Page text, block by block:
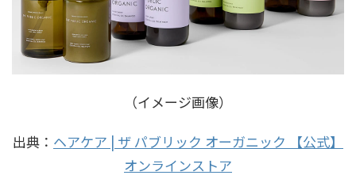
（イメージ画像）
出典： ヘアケア | ザ パブリック オーガニック 【公式】
オンラインストア